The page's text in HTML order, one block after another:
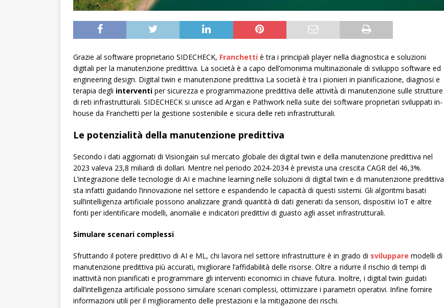
Grazie al software proprietario SIDECHECK, Franchetti è tra i principali player nella diagnostica e soluzioni
digitali per la manutenzione predittiva. La società è a capo dell’omonima multinazionale di sviluppo software ed
engineering design. Digital twin e manutenzione predittiva La società è tra i pionieri in pianificazione, diagnosi e
terapia degli interventi per sicurezza e programmazione predittiva delle attività̀ di manutenzione sulle strutture
di reti infrastrutturali. SIDECHECK si unisce ad Argan e Pathwork nella suite dei software proprietari sviluppati in-
house da Franchetti per la gestione sostenibile e sicura delle reti infrastrutturali.
Le potenzialità della manutenzione predittiva
Secondo i dati aggiornati di Visiongain sul mercato globale dei digital twin e della manutenzione predittiva nel
2023 valeva 23,8 miliardi di dollari. Mentre nel periodo 2024-2034 è prevista una crescita CAGR del 46,3%.
L’integrazione delle tecnologie di AI e machine learning nelle soluzioni di digital twin e di manutenzione predittiva
sta infatti guidando l’innovazione nel settore e espandendo le capacità di questi sistemi. Gli algoritmi basati
sull’intelligenza artificiale possono analizzare grandi quantità di dati generati da sensori, dispositivi IoT e altre
fonti per identificare modelli, anomalie e indicatori predittivi di guasto agli asset infrastrutturali.
Simulare scenari complessi
Sfruttando il potere predittivo di AI e ML, chi lavora nel settore infrastrutture è in grado di sviluppare modelli di
manutenzione predittiva più accurati, migliorare l’affidabilità delle risorse. Oltre a ridurre il rischio di tempi di
inattività non pianificati e programmare gli interventi economici in chiave futura. Inoltre, i digital twin guidati
dall’intelligenza artificiale possono simulare scenari complessi, ottimizzare i parametri operativi. Infine fornire
informazioni utili per il miglioramento delle prestazioni e la mitigazione dei rischi.